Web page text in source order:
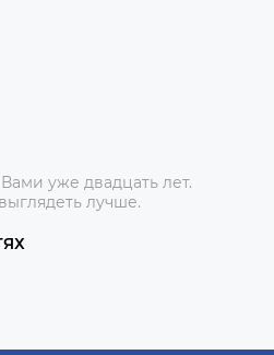
уже двадцать лет.
лучше.